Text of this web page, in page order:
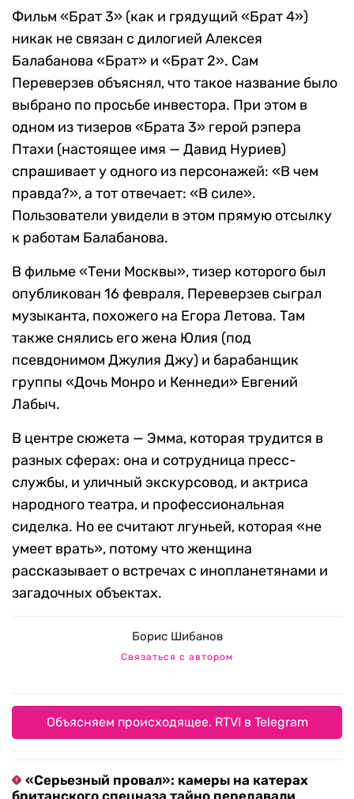
Фильм «Брат 3» (как и грядущий «Брат 4»)
никак не связан с дилогией Алексея
Балабанова «Брат» и «Брат 2». Сам
Переверзев объяснял, что такое название было
выбрано по просьбе инвестора. При этом в
одном из тизеров «Брата 3» герой рэпера
Птахи (настоящее имя — Давид Нуриев)
спрашивает у одного из персонажей: «В чем
правда?», а тот отвечает: «В силе».
Пользователи увидели в этом прямую отсылку
к работам Балабанова.
В фильме «Тени Москвы», тизер которого был
опубликован 16 февраля, Переверзев сыграл
музыканта, похожего на Егора Летова. Там
также снялись его жена Юлия (под
псевдонимом Джулия Джу) и барабанщик
группы «Дочь Монро и Кеннеди» Евгений
Лабыч.
В центре сюжета — Эмма, которая трудится в
разных сферах: она и сотрудница пресс-
службы, и уличный экскурсовод, и актриса
народного театра, и профессиональная
сиделка. Но ее считают лгуньей, которая «не
умеет врать», потому что женщина
рассказывает о встречах с инопланетянами и
загадочных объектах.
Борис Шибанов
Связаться с автором
Объясняем происходящее. RTVI в Telegram
«Серьезный провал»: камеры на катерах